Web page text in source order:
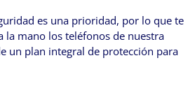
es una prioridad, por lo que te
la mano los teléfonos de nuestra
un plan integral de protección para